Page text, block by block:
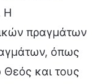
Η
πραγμάτων
όπως
Θεός και τους